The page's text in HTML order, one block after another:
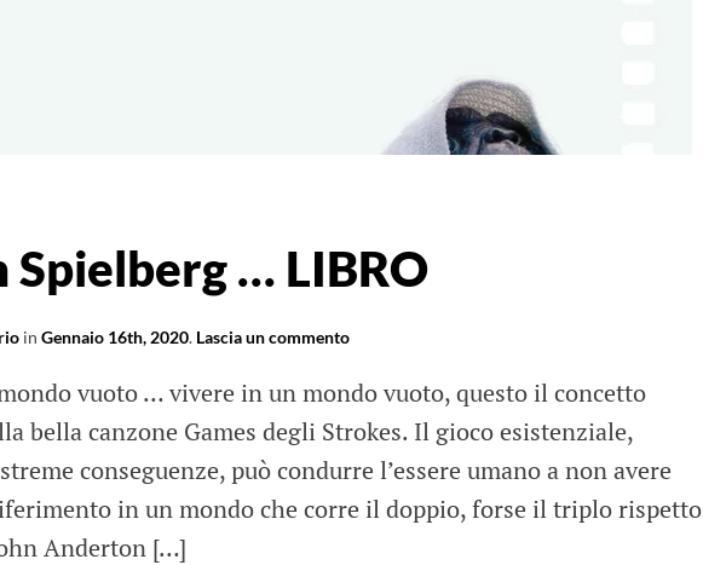
Spielberg … LIBRO
in Gennaio 16th, 2020. Lascia un commento
vuoto … vivere in un mondo vuoto, questo il concetto
bella canzone Games degli Strokes. Il gioco esistenziale,
conseguenze, può condurre l’essere umano a non avere
in un mondo che corre il doppio, forse il triplo rispetto
Anderton […]